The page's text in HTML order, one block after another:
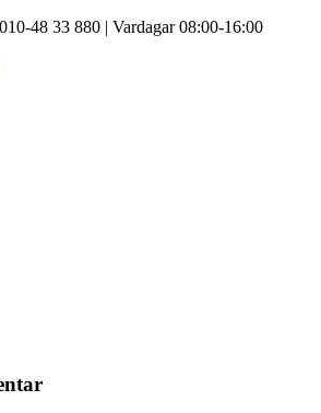
48 33 880 | Vardagar 08:00-16:00